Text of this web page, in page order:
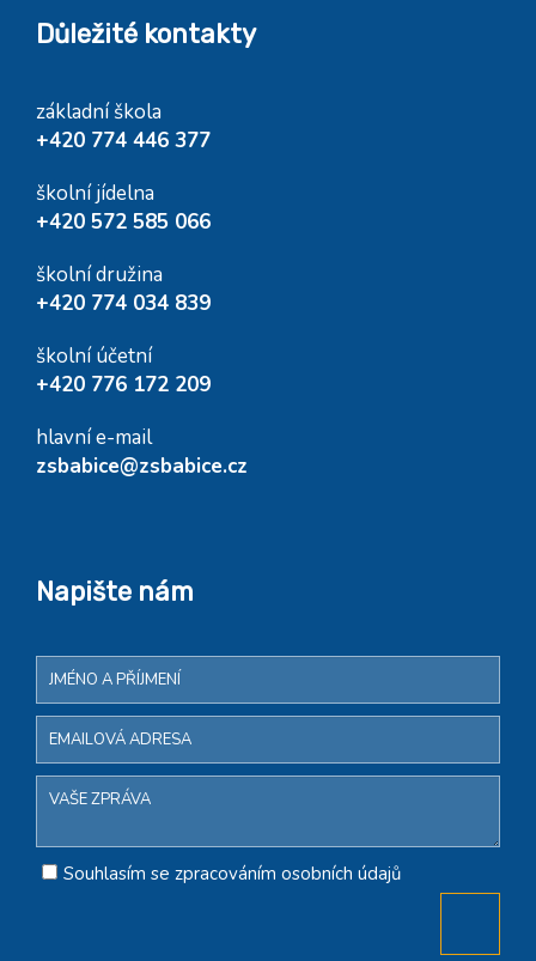
Důležité kontakty
základní škola
+420 774 446 377
školní jídelna
+420 572 585 066
školní družina
+420 774 034 839
školní účetní
+420 776 172 209
hlavní e-mail
zsbabice@zsbabice.cz
Napište nám
Souhlasím se zpracováním osobních údajů